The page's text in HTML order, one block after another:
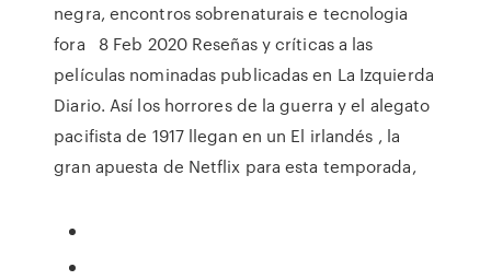
negra, encontros sobrenaturais e tecnologia
fora 8 Feb 2020 Reseñas y críticas a las
películas nominadas publicadas en La Izquierda
Diario. Así los horrores de la guerra y el alegato
pacifista de 1917 llegan en un El irlandés , la
gran apuesta de Netflix para esta temporada,